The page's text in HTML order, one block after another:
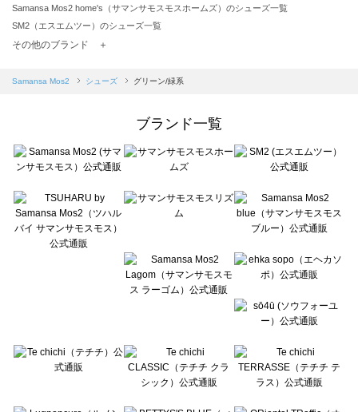
Samansa Mos2 home's（サマンサモスモスホームズ）のシューズ一覧
SM2（エスエムツー）のシューズ一覧
TSUHARU by Samansa Mos2（ツハルバイサマンサモスモス）のシューズ一覧
Samansa Mos2 blue（サマンサモスモス ブルー）のシューズ一覧
sō4ū（ソウフォーユー）のシューズ一覧
Te chichi（テチチ）のシューズ一覧
Te chichi CLASSIC（テチチ クラシック）のシューズ一覧
Lugnoncure（ルノンキュール）のシューズ一覧
BETTY'S BLUE（べティーズブルー）のシューズ一覧
Wpc.（ワールドパーティー）のシューズ一覧
その他のブランド ＋
Samansa Mos2 シューズ グリーン/緑系
ブランド一覧